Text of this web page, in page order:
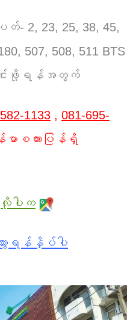
ပတ်- 2, 23, 25, 38, 45,
507, 508, 511 BTS
းဖို့ရန်အတွက်
1133 , 081-695-
စကားပြန်ရှိ
ပါက
ားရန်နှိပ်ပါ